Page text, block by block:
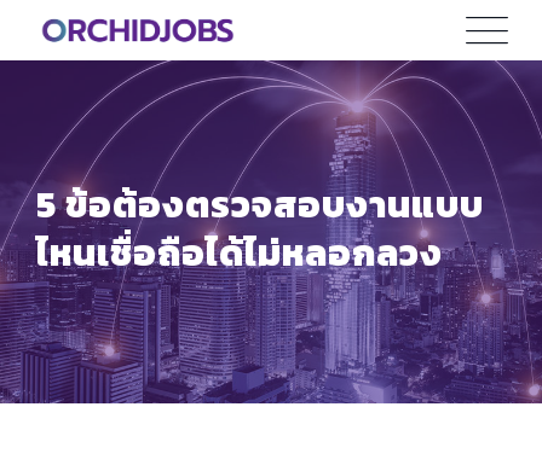
5 ข้อต้องตรวจสอบงานแบบ
ไหนเชื่อถือได้ไม่หลอกลวง